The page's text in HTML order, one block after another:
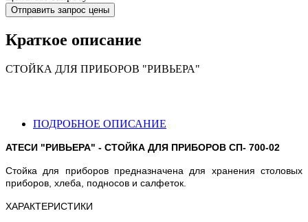
Отправить запрос цены
Краткое описание
СТОЙКА ДЛЯ ПРИБОРОВ "РИВЬЕРА"
ПОДРОБНОЕ ОПИСАНИЕ
АТЕСИ "РИВЬЕРА" - СТОЙКА ДЛЯ ПРИБОРОВ СП- 700-02
Стойка для приборов предназначена для хранения столовых
приборов, хлеба, подносов и салфеток.
ХАРАКТЕРИСТИКИ